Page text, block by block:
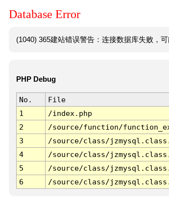
Database Error
(1040) 365建站错误警告：连接数据库失败，
PHP Debug
No. File
1
/index.php
2
/source/function/
3
/source/class/
4
/source/class/
5
/source/class/
6
/source/class/